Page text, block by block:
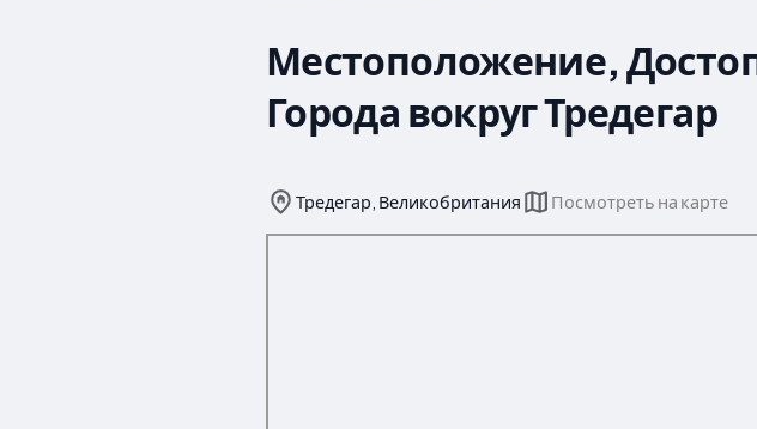
Местоположение,
Города вокруг Тредегар
Тредегар, Великобритания Посмотреть на карте